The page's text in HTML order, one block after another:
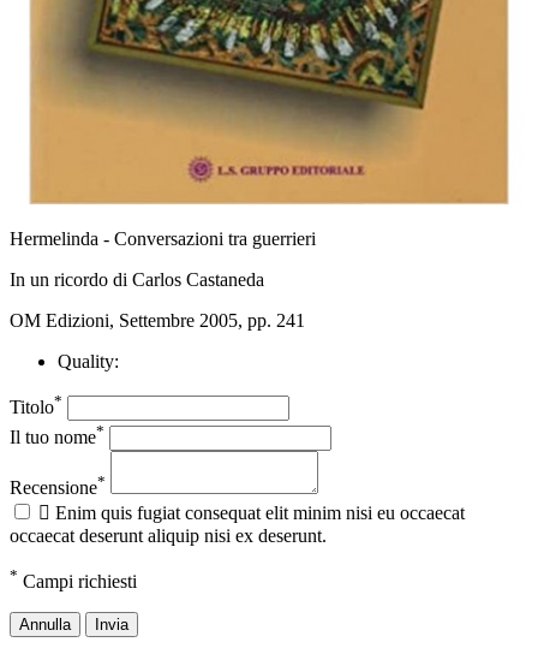
Hermelinda - Conversazioni tra guerrieri
In un ricordo di Carlos Castaneda
OM Edizioni, Settembre 2005, pp. 241
Quality:
Titolo*
Il tuo nome*
Recensione*
 Enim quis fugiat consequat elit minim nisi eu occaecat
occaecat deserunt aliquip nisi ex deserunt.
* Campi richiesti
Annulla Invia